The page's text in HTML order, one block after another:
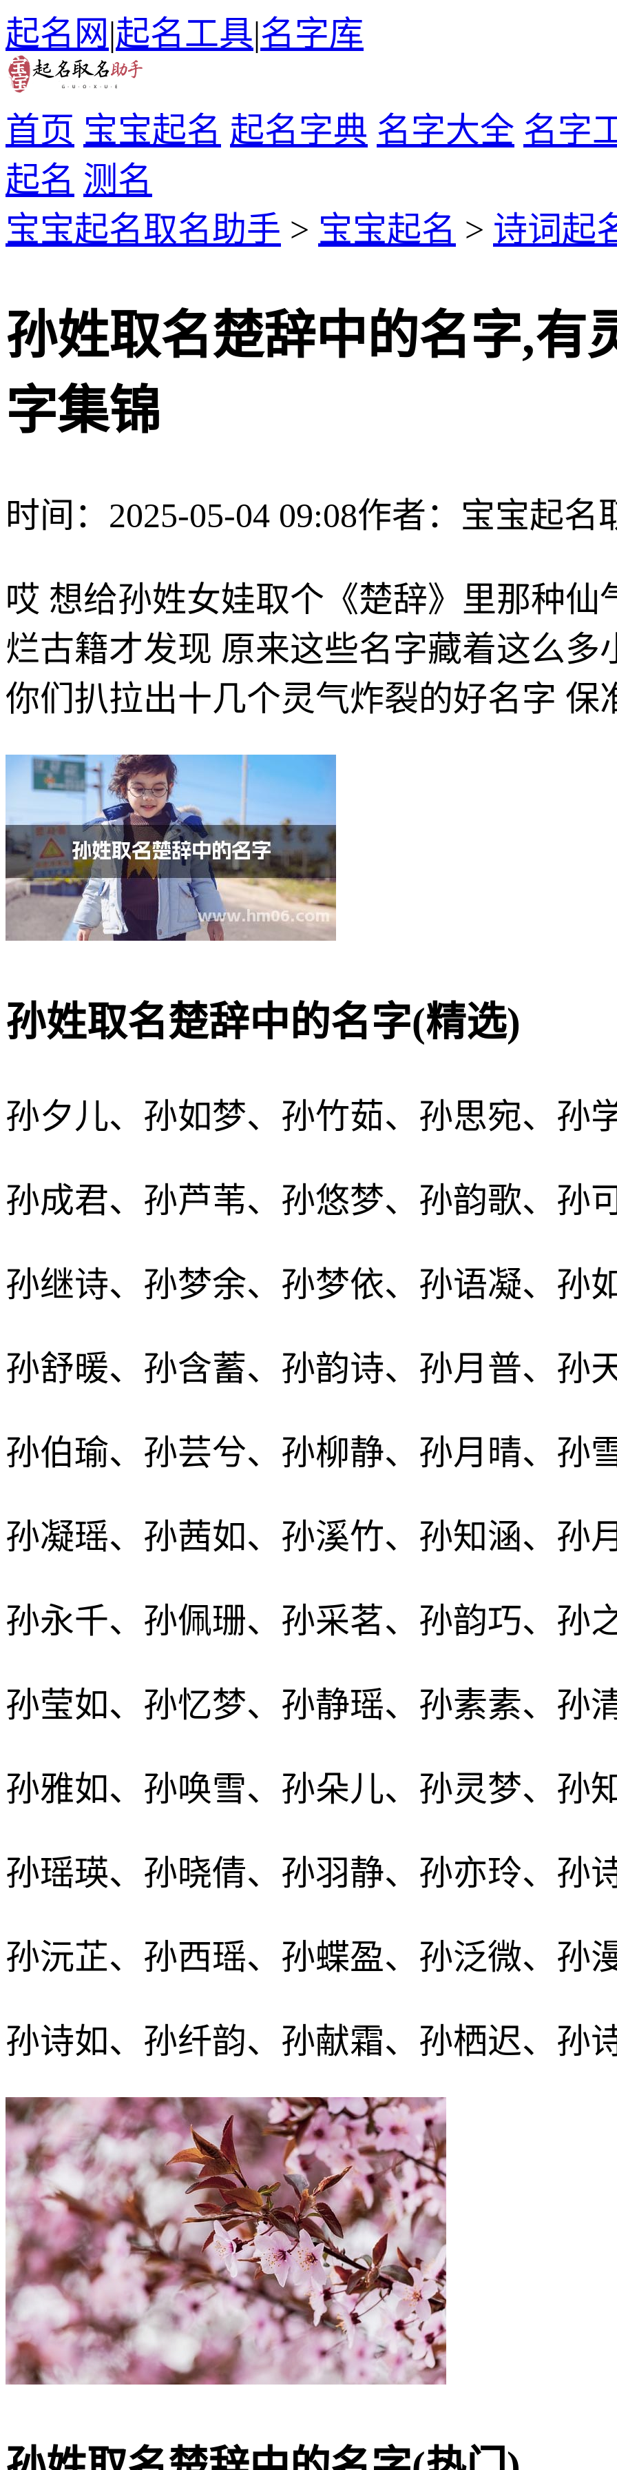
起名网|起名工具|名字库
首页 宝宝起名 起名字典 名字大全 名字
起名 测名
宝宝起名取名助手 > 宝宝起名 > 诗词起
孙姓取名楚辞中的名字,有
字集锦
时间：2025-05-04 09:08作者：宝宝起名
哎 想给孙姓女娃取个《楚辞》里那种仙
烂古籍才发现 原来这些名字藏着这么多
你们扒拉出十几个灵气炸裂的好名字 保
孙姓取名楚辞中的名字(精选)
孙夕儿、孙如梦、孙竹茹、孙思宛、孙
孙成君、孙芦苇、孙悠梦、孙韵歌、孙
孙继诗、孙梦余、孙梦依、孙语凝、孙
孙舒暖、孙含蓄、孙韵诗、孙月普、孙
孙伯瑜、孙芸兮、孙柳静、孙月晴、孙
孙凝瑶、孙茜如、孙溪竹、孙知涵、孙
孙永千、孙佩珊、孙采茗、孙韵巧、孙
孙莹如、孙忆梦、孙静瑶、孙素素、孙
孙雅如、孙唤雪、孙朵儿、孙灵梦、孙
孙瑶瑛、孙晓倩、孙羽静、孙亦玲、孙
孙沅芷、孙西瑶、孙蝶盈、孙泛微、孙
孙诗如、孙纤韵、孙献霜、孙栖迟、孙